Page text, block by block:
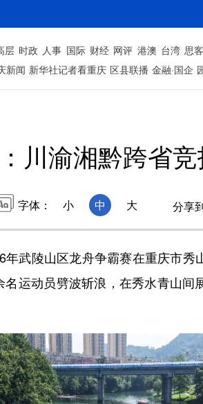
层 时政 人事 国际 财经 网评 港澳 台湾 思
新闻 新华社记者看重庆 区县联播 金融·国企
川渝湘黔跨省
字体： 小 中 大 分享
武陵山区龙舟争霸赛在重庆市秀
运动员劈波斩浪，在秀水青山